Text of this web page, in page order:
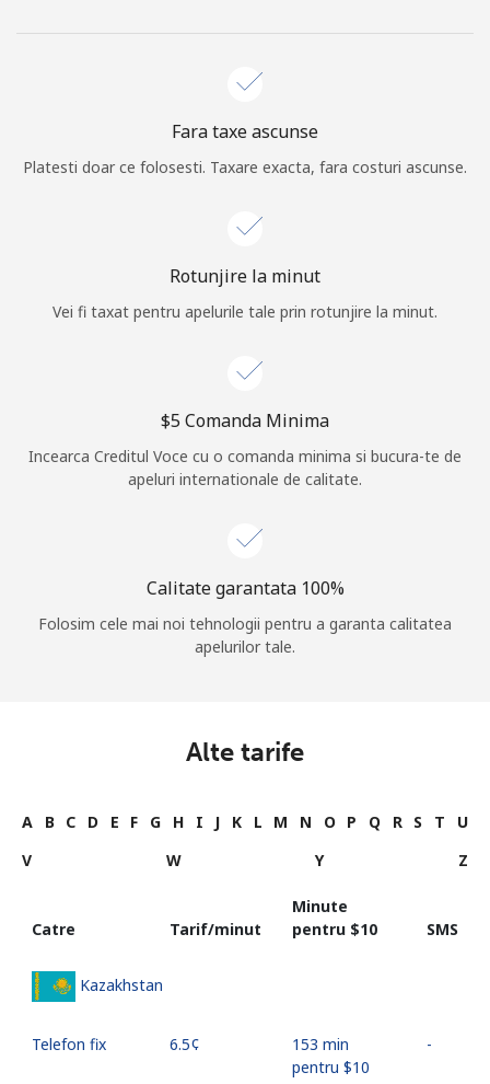
CREEAZA CONT NOU →
Log in
sau
Continua cu
Fara taxe ascunse
Platesti doar ce folosesti. Taxare exacta, fara costuri ascunse.
Rotunjire la minut
Vei fi taxat pentru apelurile tale prin rotunjire la minut.
⁦$5⁩ Comanda Minima
Incearca Creditul Voce cu o comanda minima si bucura-te de
apeluri internationale de calitate.
Calitate garantata 100%
Folosim cele mai noi tehnologii pentru a garanta calitatea
apelurilor tale.
Alte tarife
A B C D E F G H I J K L M N O P Q R S T
U
V
W Y Z
Catre Tarif/minut
Minute
pentru ⁦$10⁩
SMS
Kazakhstan
Telefon fix ⁦6.5¢⁩
153 min
pentru ⁦$10⁩
-